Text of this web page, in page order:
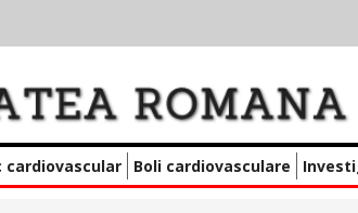
cardiovascular Boli cardiovasculare